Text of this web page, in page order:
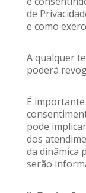
de
e como
A qualquer
poderá
É
pode
dos
da dinâmica
serão